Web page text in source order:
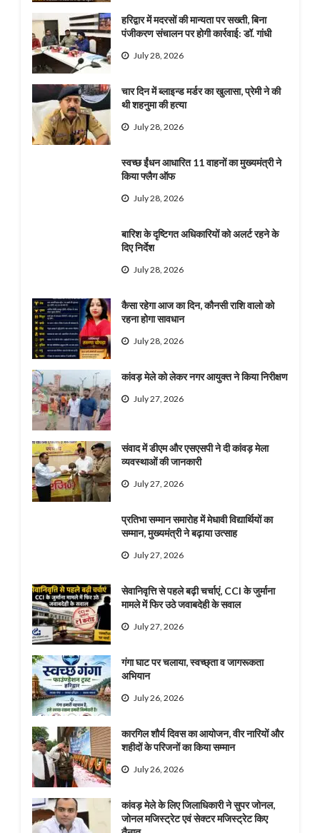
हरिद्वार में मदरसों की मान्यता पर सख्ती, बिना
पंजीकरण संचालन पर होगी कार्रवाई: डॉ. गांधी
July 28, 2026
चार दिन में ब्लाइन्ड मर्डर का खुलासा, प्रेमी ने की
थी शहनुमा की हत्या
July 28, 2026
स्वच्छ ईंधन आधारित 11 वाहनों का मुख्यमंत्री ने
किया फ्लैग ऑफ
July 28, 2026
बारिश के दृष्टिगत अधिकारियों को अलर्ट रहने के
दिए निर्देश
July 28, 2026
कैसा रहेगा आज का दिन, कौनसी राशि वालो को
रहना होगा सावधान
July 28, 2026
कांवड़ मेले को लेकर नगर आयुक्त ने किया निरीक्षण
July 27, 2026
संवाद में डीएम और एसएसपी ने दी कांवड़ मेला
व्यवस्थाओं की जानकारी
July 27, 2026
प्रतिभा सम्मान समारोह में मेधावी विद्यार्थियों का
सम्मान, मुख्यमंत्री ने बढ़ाया उत्साह
July 27, 2026
सेवानिवृत्ति से पहले बढ़ी चर्चाएं, CCI के जुर्माना
मामले में फिर उठे जवाबदेही के सवाल
July 27, 2026
गंगा घाट पर चलाया, स्वच्छ्ता व जागरूकता
अभियान
July 26, 2026
कारगिल शौर्य दिवस का आयोजन, वीर नारियों और
शहीदों के परिजनों का किया सम्मान
July 26, 2026
कांवड़ मेले के लिए जिलाधिकारी ने सुपर जोनल,
जोनल मजिस्ट्रेट एवं सेक्टर मजिस्ट्रेट किए